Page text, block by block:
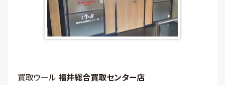
買取ウール 福井総合買取センター店